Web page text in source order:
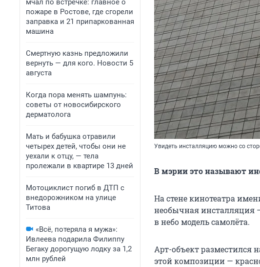
мчал по встречке: главное о
пожаре в Ростове, где сгорели
заправка и 21 припаркованная
машина
Смертную казнь предложили
вернуть — для кого. Новости 5
августа
Когда пора менять шампунь:
советы от новосибирского
дерматолога
Мать и бабушка отравили
четырех детей, чтобы они не
уехали к отцу, — тела
пролежали в квартире 13 дней
Мотоциклист погиб в ДТП с
внедорожником на улице
Титова
«Всё, потеряла я мужа»:
Ивлеева подарила Филиппу
Бегаку дорогущую лодку за 1,2
млн рублей
Увидеть инсталляцию можно со
В мэрии это называют
На стене кинотеатра
необычная инсталляция
в небо модель самолёта.
Арт-объект разместился
этой композиции —